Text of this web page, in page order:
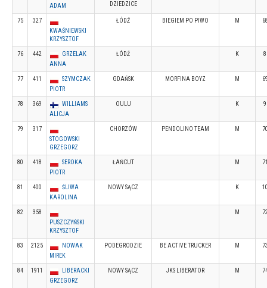
ADAM
DZIEDZICE
75
327
KWAŚNIEWSKI
KRZYSZTOF
ŁÓDŹ BIEGIEM PO PIWO M
76 442
GRZELAK
ANNA
ŁÓDŹ K 8
77 411
SZYMCZAK
PIOTR
GDAŃSK MORFINA BOYZ M
78 369
WILLIAMS
ALICJA
OULU K 9
79
317
STOGOWSKI
GRZEGORZ
CHORZÓW PENDOLINO TEAM M
80 418
SEROKA
PIOTR
ŁAŃCUT M
81 400
ŚLIWA
KAROLINA
NOWY SĄCZ K
82
358
PUSZCZYŃSKI
KRZYSZTOF
M
83 2125
NOWAK
MIREK
PODEGRODZIE BE ACTIVE TRUCKER M
84 1911
LIBERACKI
GRZEGORZ
NOWY SĄCZ JKS LIBERATOR M